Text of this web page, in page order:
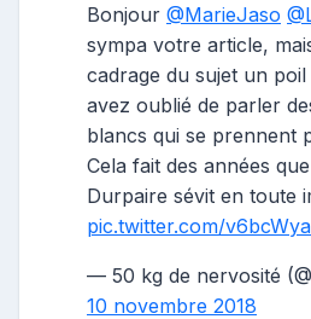
Bonjour @MarieJaso
sympa votre article,
cadrage du sujet un poil
avez oublié de parler
blancs qui se prennent
Cela fait des années
Durpaire sévit en toute
pic.twitter.com/
— 50 kg de nervosité
10 novembre 2018